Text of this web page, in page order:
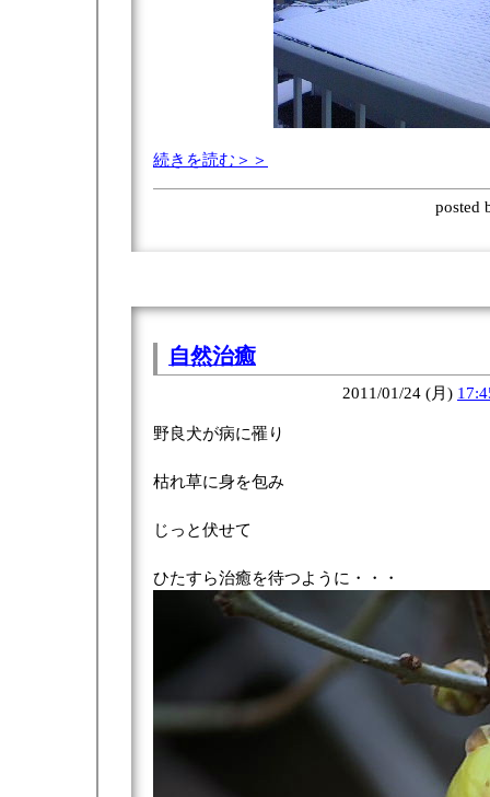
続きを読む＞＞
posted
自然治癒
2011/01/24 (月)
野良犬が病に罹り
枯れ草に身を包み
じっと伏せて
ひたすら治癒を待つように・・・